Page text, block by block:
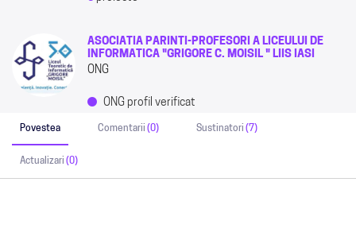
ASOCIATIA PARINTI-PROFESORI A LICEULUI DE
INFORMATICA "GRIGORE C. MOISIL " LIIS IASI
ONG
ONG profil verificat
Povestea Comentarii (0) Sustinatori (7)
Actualizari (0)